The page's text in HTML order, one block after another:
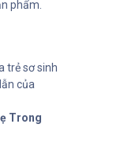
phẩm.
trẻ sơ sinh
của
Trong